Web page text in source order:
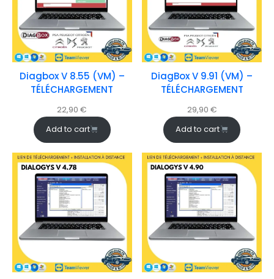
Diagbox V 8.55 (VM) –
TÉLÉCHARGEMENT
22,90€
Add to cart
DiagBox V 9.91 (VM) –
TÉLÉCHARGEMENT
29,90 €
Add to cart